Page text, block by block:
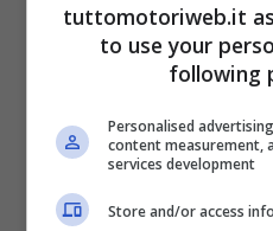
tuttomotoriweb.it
to use your
following
Personalised
content measurement,
services development
Store and/or access